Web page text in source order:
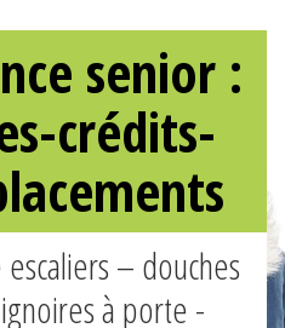
senior :
crédits-
– douches
à porte -